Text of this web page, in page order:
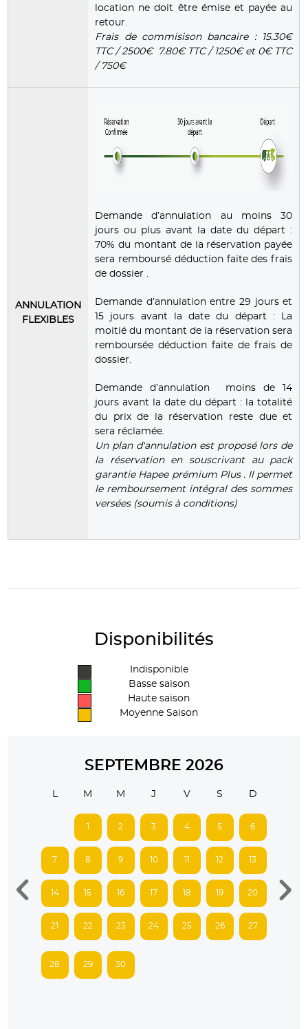
location ne doit être émise et payée au
retour.
Frais de commisison bancaire : 15.30€
TTC / 2500€ 7.80€ TTC / 1250€ et 0€ TTC
/ 750€
ANNULATION
FLEXIBLES
Demande d’annulation au moins 30
jours ou plus avant la date du départ :
70% du montant de la réservation payée
sera remboursé déduction faite des frais
de dossier .
Demande d’annulation entre 29 jours et
15 jours avant la date du départ : La
moitié du montant de la réservation sera
remboursée déduction faite de frais de
dossier.
Demande d’annulation moins de 14
jours avant la date du départ : la totalité
du prix de la réservation reste due et
sera réclamée.
Un plan d'annulation est proposé lors de
la réservation en souscrivant au pack
garantie Hapee prémium Plus . Il permet
le remboursement intégral des sommes
versées (soumis à conditions)
Disponibilités
Indisponible
Basse saison
Haute saison
Moyenne Saison
SEPTEMBRE 2026
M M J V S D
1 2 3 4 5 6
7 8 9 10 11 12 13
14 15 16 17 18 19 20
21 22 23 24 25 26 27
28 29 30